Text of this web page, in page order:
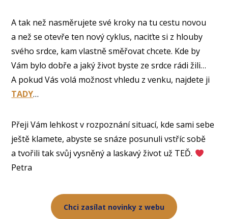
A tak než nasměrujete své kroky na tu cestu novou
a než se otevře ten nový cyklus, naciťte si z hlouby
svého srdce, kam vlastně směřovat chcete. Kde by
Vám bylo dobře a jaký život byste ze srdce rádi žili…
A pokud Vás volá možnost vhledu z venku, najdete ji
TADY…
Přeji Vám lehkost v rozpoznání situací, kde sami sebe
ještě klamete, abyste se snáze posunuli vstříc sobě
a tvořili tak svůj vysněný a laskavý život už TEĎ.
Petra
Chci zasílat novinky z webu